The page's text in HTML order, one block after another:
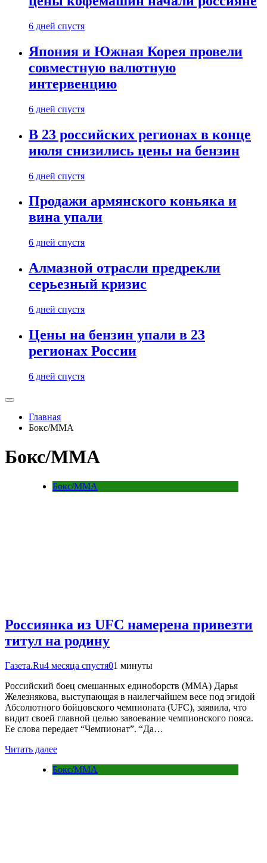
6 дней спустя
Япония и Южная Корея провели
совместную валютную
интервенцию
6 дней спустя
В 23 российских регионах в конце
июля снизились цены на бензин
6 дней спустя
Продажи армянского коньяка и
вина упали
6 дней спустя
Алмазной отрасли предрекли
серьезный кризис
6 дней спустя
Цены на бензин упали в 23
регионах России
6 дней спустя
Главная
Бокс/MMA
Бокс/MMA
Бокс/MMA
Россиянка из UFC намерена привезти
титул на родину
Газета.Ru4 месяца спустя01 минуты
Российский боец смешанных единоборств (ММА) Дарья
Железнякова, выступающая в наилегчайшем весе под эгидой
Абсолютного бойцовского чемпионата (UFC), заявила, что
видит своей главной целью завоевание чемпионского пояса.
Ее слова передает “Чемпионат”. “Да…
Читать далее
Бокс/MMA